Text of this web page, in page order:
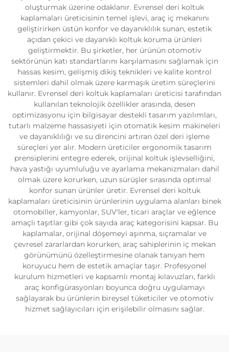
oluşturmak üzerine odaklanır. Evrensel deri koltuk
kaplamaları üreticisinin temel işlevi, araç iç mekanını
geliştirirken üstün konfor ve dayanıklılık sunan, estetik
açıdan çekici ve dayanıklı koltuk koruma ürünleri
geliştirmektir. Bu şirketler, her ürünün otomotiv
sektörünün katı standartlarını karşılamasını sağlamak için
hassas kesim, gelişmiş dikiş teknikleri ve kalite kontrol
sistemleri dahil olmak üzere karmaşık üretim süreçlerini
kullanır. Evrensel deri koltuk kaplamaları üreticisi tarafından
kullanılan teknolojik özellikler arasında, desen
optimizasyonu için bilgisayar destekli tasarım yazılımları,
tutarlı malzeme hassasiyeti için otomatik kesim makineleri
ve dayanıklılığı ve su direncini artıran özel deri işleme
süreçleri yer alır. Modern üreticiler ergonomik tasarım
prensiplerini entegre ederek, orijinal koltuk işlevselliğini,
hava yastığı uyumluluğu ve ayarlama mekanizmaları dahil
olmak üzere korurken, uzun sürüşler sırasında optimal
konfor sunan ürünler üretir. Evrensel deri koltuk
kaplamaları üreticisinin ürünlerinin uygulama alanları binek
otomobiller, kamyonlar, SUV'ler, ticari araçlar ve eğlence
amaçlı taşıtlar gibi çok sayıda araç kategorisini kapsar. Bu
kaplamalar, orijinal döşemeyi aşınma, sıçramalar ve
çevresel zararlardan korurken, araç sahiplerinin iç mekan
görünümünü özelleştirmesine olanak tanıyan hem
koruyucu hem de estetik amaçlar taşır. Profesyonel
kurulum hizmetleri ve kapsamlı montaj kılavuzları, farklı
araç konfigürasyonları boyunca doğru uygulamayı
sağlayarak bu ürünlerin bireysel tüketiciler ve otomotiv
hizmet sağlayıcıları için erişilebilir olmasını sağlar.